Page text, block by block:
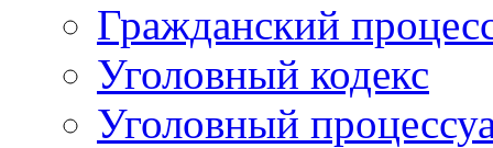
Гражданский
Уголовный кодекс
Уголовный